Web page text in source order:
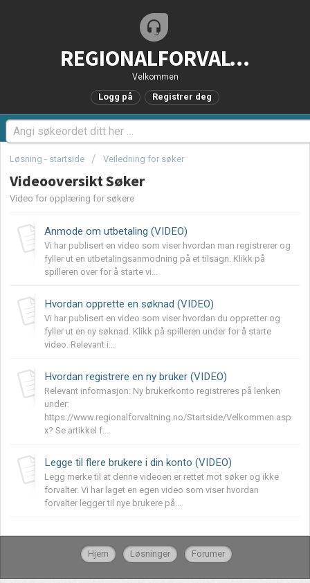
REGIONALFORVALTNING.no - Brukerstøtteportal
Velkommen
Logg på Registrer deg
Løsning - startside Veiledning for søker
Videooversikt Søker
Video for opplæring for søkere
Anmode om utbetaling (VIDEO)
Vi har publisert en video som viser hvordan man registrerer og
fyller ut en utbetalingsanmodning på et tilsagn. Klikk på
spilleren over for å starte vi...
Hvordan opprette en søknad (VIDEO)
Vi har publisert en video som viser hvordan du oppretter og
fyller ut en ny søknad. Klikk på spilleren under for å starte
video. Relevant i...
Hvordan registrere en ny bruker (VIDEO)
Relevant informasjon: Ny brukerkonto registreres på lenken
under:
https://www.regionalforvaltning.no/Startside/Velkommen.asp
x? Se artikkel f...
Legge til flere brukere i din konto (VIDEO)
Legg merke til at denne videoen er rettet mot søker og ikke
forvalter. Vi har laget en egen video som viser hvordan
forvalter legger til nye brukere på...
Hjem Løsninger Forumer